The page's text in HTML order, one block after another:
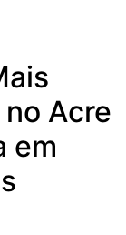
Acre
em